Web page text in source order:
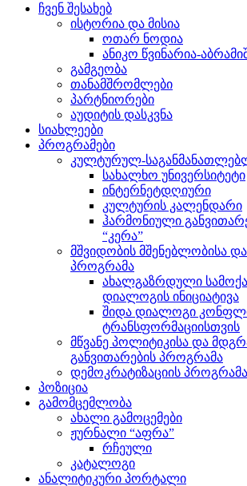
ჩვენ შესახებ
ისტორია და მისია
ოთარ ნოდია
ანიკო წვინარია-
გამგეობა
თანამშრომლები
პარტნიორები
აუდიტის დასკვნა
სიახლეები
პროგრამები
კულტურულ-
სახალხო უნივერსიტეტი
ინტერნეტდღიური
კულტურის კალენდარი
ჰარმონიული
“კერა”
მშვიდობის მშენებლობისა
პროგრამა
ახალგაზრდული
დიალოგის ინიციატივა
შიდა დიალოგი
ტრანსფორმაციისთვის
მწვანე პოლიტიკისა და
განვითარების პროგრამა
დემოკრატიზაციის პროგრამა
პოზიცია
გამომცემლობა
ახალი გამოცემები
ჟურნალი “აფრა”
რჩეული
კატალოგი
ანალიტიკური პორტალი